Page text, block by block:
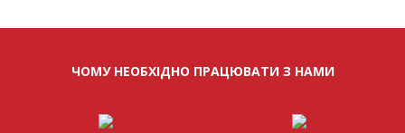
ЧОМУ НЕОБХІДНО ПРАЦЮВАТИ З НАМИ